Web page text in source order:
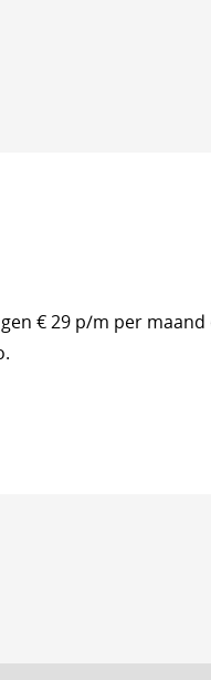
€ 29 p/m per